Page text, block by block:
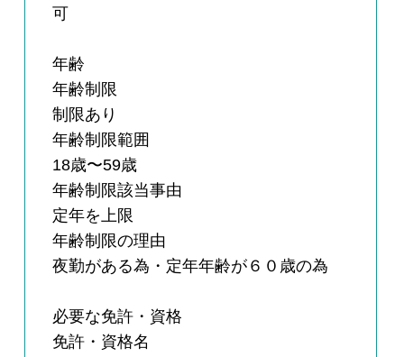
可
年齢
年齢制限
制限あり
年齢制限範囲
18歳〜59歳
年齢制限該当事由
定年を上限
年齢制限の理由
夜勤がある為・定年年齢が６０歳の為
必要な免許・資格
免許・資格名